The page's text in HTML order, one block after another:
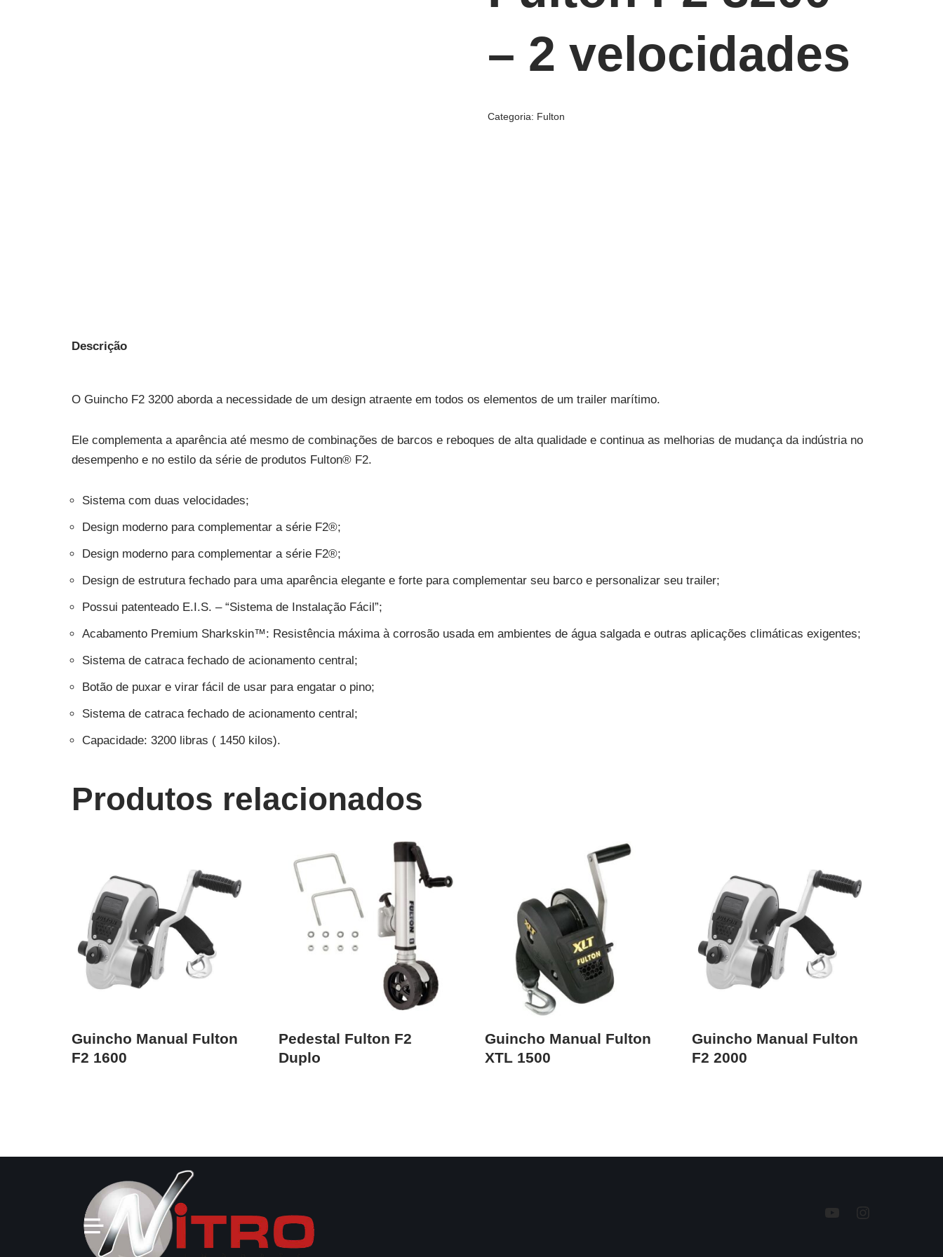
– 2 velocidades
Categoria: Fulton
Descrição
O Guincho F2 3200 aborda a necessidade de um design atraente em todos os elementos de um trailer marítimo.
Ele complementa a aparência até mesmo de combinações de barcos e reboques de alta qualidade e continua as melhorias de mudança da indústria no
desempenho e no estilo da série de produtos Fulton®️ F2.
⁠Sistema com duas velocidades;
Design moderno para complementar a série F2®️;
Design moderno para complementar a série F2®️;
Design de estrutura fechado para uma aparência elegante e forte para complementar seu barco e personalizar seu trailer;
Possui patenteado E.I.S. – “Sistema de Instalação Fácil”;
⁠Acabamento Premium Sharkskin™️: Resistência máxima à corrosão usada em ambientes de água salgada e outras aplicações climáticas exigentes;
⁠Sistema de catraca fechado de acionamento central;
Botão de puxar e virar fácil de usar para engatar o pino;
Sistema de catraca fechado de acionamento central;
Capacidade: 3200 libras ( 1450 kilos).
Produtos relacionados
Guincho Manual Fulton
F2 1600
Pedestal Fulton F2
Duplo
Guincho Manual Fulton
XTL 1500
Guincho Manual Fulton
F2 2000